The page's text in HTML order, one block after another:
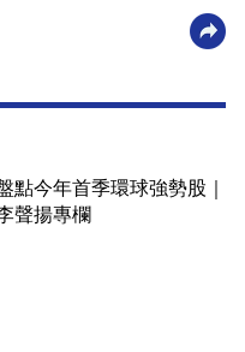
點今年首季環球強勢股｜
聲揚專欄